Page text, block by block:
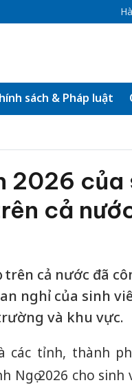
sách & Pháp luật
2026 của
cả
cả nước đã
nghỉ của sinh
và khu vực.
các tỉnh, thành
2026 cho sinh